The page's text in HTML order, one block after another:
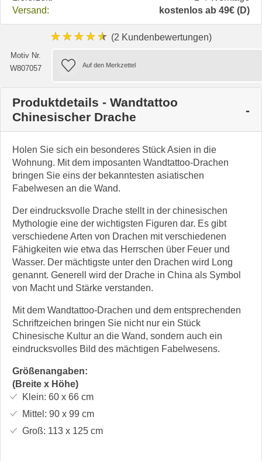
Versand:
kostenlos ab 49€ (D)
★★★★★ (2 Kundenbewertungen)
Motiv Nr.
W807057
Produktdetails - Wandtattoo
Chinesischer Drache
Holen Sie sich ein besonderes Stück Asien in die
Wohnung. Mit dem imposanten Wandtattoo-Drachen
bringen Sie eins der bekanntesten asiatischen
Fabelwesen an die Wand.
Der eindrucksvolle Drache stellt in der chinesischen
Mythologie eine der wichtigsten Figuren dar. Es gibt
verschiedene Arten von Drachen mit verschiedenen
Fähigkeiten wie etwa das Herrschen über Feuer und
Wasser. Der mächtigste unter den Drachen wird Long
genannt. Generell wird der Drache in China als Symbol
von Macht und Stärke verstanden.
Mit dem Wandtattoo-Drachen und dem entsprechenden
Schriftzeichen bringen Sie nicht nur ein Stück
Chinesische Kultur an die Wand, sondern auch ein
eindrucksvolles Bild des mächtigen Fabelwesens.
Größenangaben:
(Breite x Höhe)
Klein: 60 x 66cm
Mittel: 90 x 99 cm
Groß: 113 x 125cm